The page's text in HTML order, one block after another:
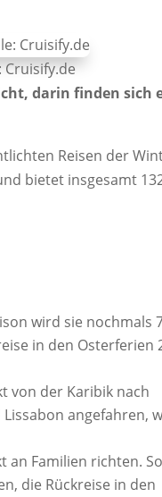
Cruisify.de
darin finden sich
Reisen der
bietet insgesamt
wird sie nochmals
in den Osterferien
von der Karibik nach
angefahren,
an Familien richten.
die Rückreise in den